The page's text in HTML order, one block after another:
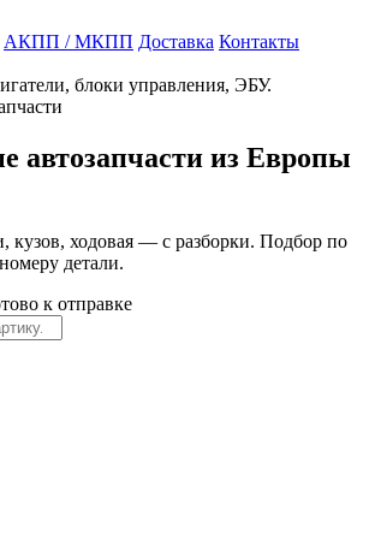
АКПП / МКПП Доставка Контакты
автозапчасти из Европы
кузов, ходовая — с разборки. Подбор по
детали.
к отправке